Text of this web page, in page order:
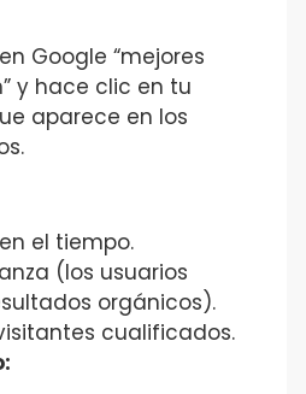
Google “mejores
y hace clic en tu
aparece en los
el tiempo.
(los usuarios
orgánicos).
cualificados.